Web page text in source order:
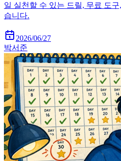
일 실천할 수 있는 드릴, 무료 도
습니다.
2026/06/27
박서준